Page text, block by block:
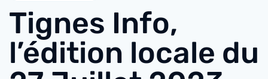
Tignes Info,
l’édition locale du